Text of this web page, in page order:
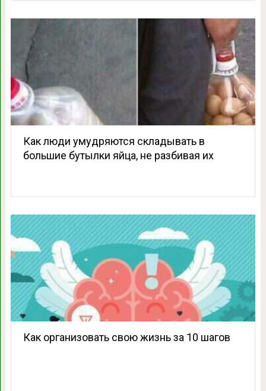
Как люди умудряются складывать в
большие бутылки яйца, не разбивая их
Как организовать свою жизнь за 10 шагов